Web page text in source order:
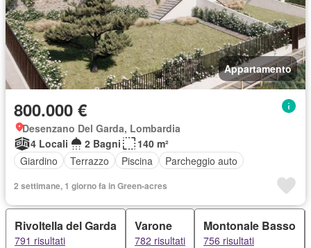
Appartamento
800.000 €
Desenzano Del Garda, Lombardia
4 Locali
2 Bagni
140 m²
Giardino
Terrazzo Piscina Parcheggio auto
2 settimane, 1 giorno fa in Green-acres
Rivoltella del Garda
791 risultati
Varone
782 risultati
Montonale Basso
756 risultati